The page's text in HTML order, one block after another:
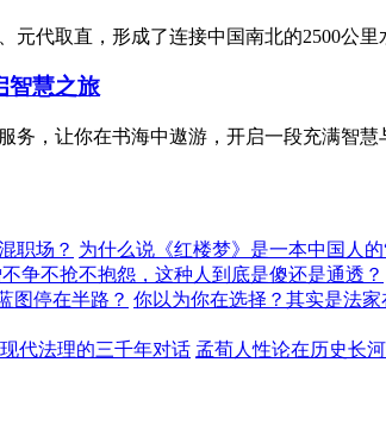
元代取直，形成了连接中国南北的2500公里
智慧之旅
务，让你在书海中遨游，开启一段充满智慧
职场？ 为什么说《红楼梦》是一本中国人的
争不抢不抱怨，这种人到底是傻还是通透？
图停在半路？ 你以为你在选择？其实是法家
代法理的三千年对话 孟荀人性论在历史长